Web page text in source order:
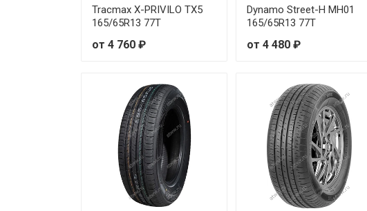
Tracmax X-PRIVILO TX5
165/65R13 77T
от 4 760 ₽
Dynamo Street-H MH01
165/65R13 77T
от 4 480 ₽